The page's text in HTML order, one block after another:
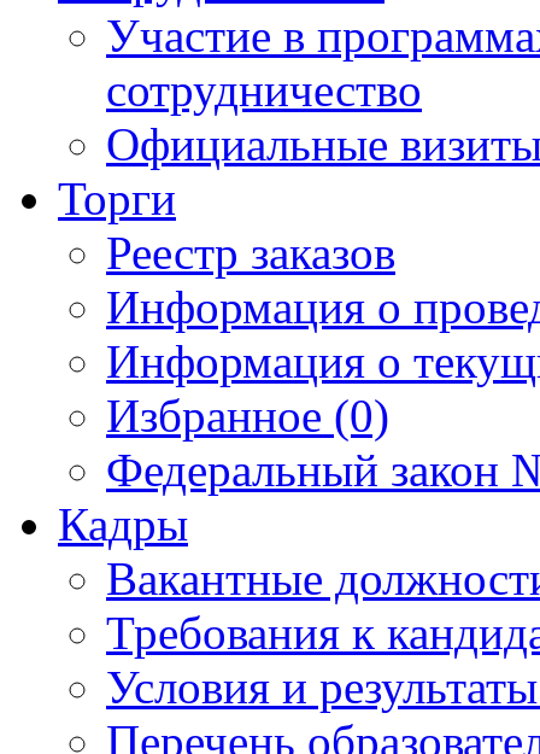
Участие в
сотрудничество
Официальные
Торги
Реестр заказов
Информация о
Информация о
Избранное (0)
Федеральный закон
Кадры
Вакантные
Требования к
Условия и
Перечень